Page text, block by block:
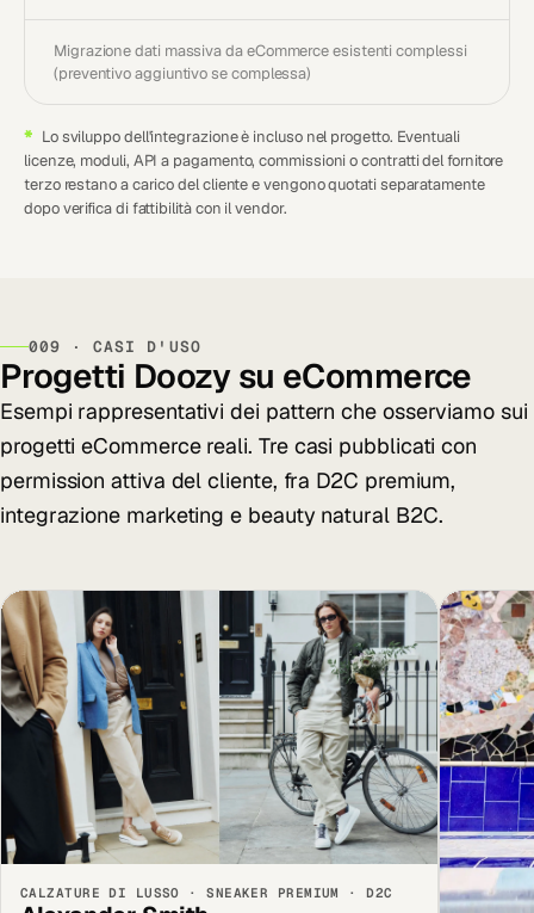
Migrazione dati massiva da eCommerce esistenti complessi
(preventivo aggiuntivo se complessa)
* Lo sviluppo dell'integrazione è incluso nel progetto. Eventuali
licenze, moduli, API a pagamento, commissioni o contratti del fornitore
terzo restano a carico del cliente e vengono quotati separatamente
dopo verifica di fattibilità con il vendor.
009 · CASI D'USO
Progetti Doozy su eCommerce
Esempi rappresentativi dei pattern che osserviamo sui
progetti eCommerce reali. Tre casi pubblicati con
permission attiva del cliente, fra D2C premium,
integrazione marketing e beauty natural B2C.
CALZATURE DI LUSSO · SNEAKER PREMIUM · D2C